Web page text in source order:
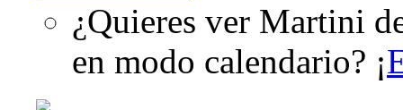
¿Quieres ver Martini
en modo calendario? ¡